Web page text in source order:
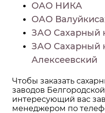
ОАО НИКА
ОАО
ЗАО Сахарный
ЗАО Сахарный
Алексеевский
Чтобы заказать
заводов
интересующий вас
менеджером по